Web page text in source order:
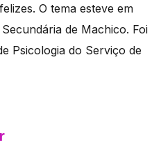
O tema esteve em
de Machico. Foi
Psicologia do Serviço de